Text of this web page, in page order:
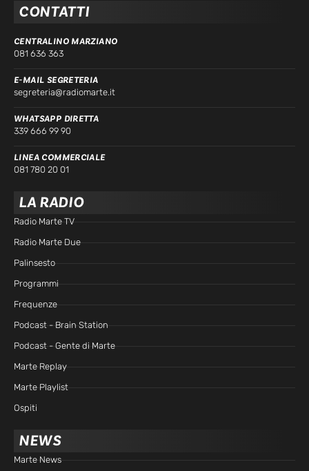
CONTATTI
CENTRALINO MARZIANO
081 636 363
E-MAIL SEGRETERIA
segreteria@radiomarte.it
WHATSAPP DIRETTA
339 666 99 90
LINEA COMMERCIALE
081 780 20 01
LA RADIO
Radio Marte TV
Radio Marte Due
Palinsesto
Programmi
Frequenze
Podcast - Brain Station
Podcast - Gente di Marte
Marte Replay
Marte Playlist
Ospiti
NEWS
Marte News